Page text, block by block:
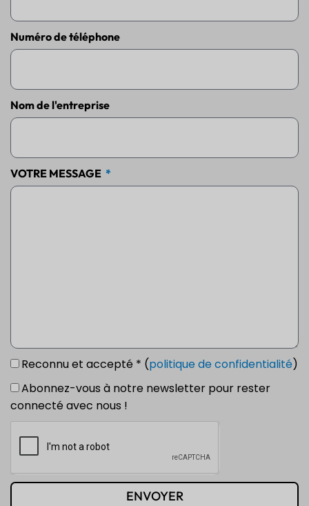
Numéro de téléphone
Nom de l'entreprise
VOTRE MESSAGE
Reconnu et accepté * (politique de confidentialité)
Abonnez-vous à notre newsletter pour rester
connecté avec nous !
ENVOYER